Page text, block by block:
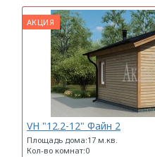
АКЦИЯ
VH "12.2-12" Файн 2
Площадь дома:17 м.кв.
Кол-во комнат:0